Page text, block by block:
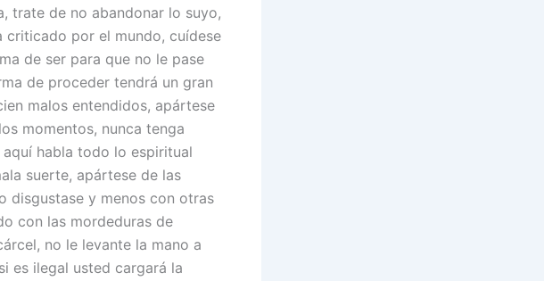
trate de no abandonar lo suyo,
criticado por el mundo, cuídese
de ser para que no le pase
de proceder tendrá un gran
malos entendidos, apártese
momentos, nunca tenga
habla todo lo espiritual
suerte, apártese de las
disgustase y menos con otras
con las mordeduras de
no le levante la mano a
es ilegal usted cargará la